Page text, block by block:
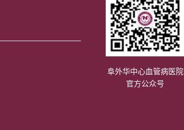
阜外华中心血管病医院
官方公众号